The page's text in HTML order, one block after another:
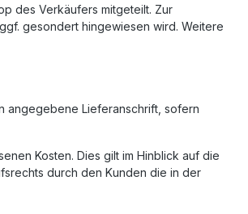
des Verkäufers mitgeteilt. Zur
gesondert hingewiesen wird. Weitere
angegebene Lieferanschrift, sofern
Kosten. Dies gilt im Hinblick auf die
durch den Kunden die in der